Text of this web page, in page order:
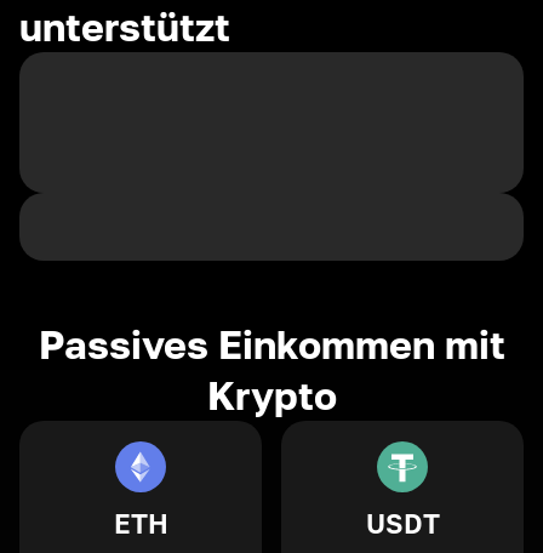
unterstützt
Passives Einkommen mit
Krypto
ETH USDT